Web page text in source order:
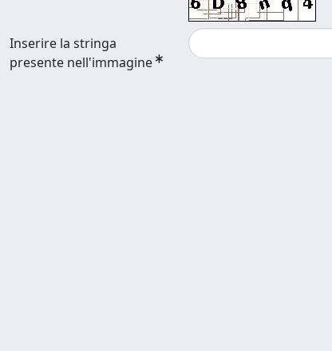
Inserire la stringa
presente nell'immagine